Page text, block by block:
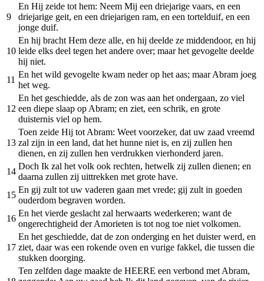
9
En Hij zeide tot hem: Neem Mij een driejarige vaars, en een
driejarige geit, en een driejarigen ram, en een tortelduif, en een
jonge duif.
10
En hij bracht Hem deze alle, en hij deelde ze middendoor, en hij
leide elks deel tegen het andere over; maar het gevogelte deelde
hij niet.
11
En het wild gevogelte kwam neder op het aas; maar Abram joeg
het weg.
12
En het geschiedde, als de zon was aan het ondergaan, zo viel
een diepe slaap op Abram; en ziet, een schrik, en grote
duisternis viel op hem.
13
Toen zeide Hij tot Abram: Weet voorzeker, dat uw zaad vreemd
zal zijn in een land, dat het hunne niet is, en zij zullen hen
dienen, en zij zullen hen verdrukken vierhonderd jaren.
14
Doch Ik zal het volk ook rechten, hetwelk zij zullen dienen; en
daarna zullen zij uittrekken met grote have.
15
En gij zult tot uw vaderen gaan met vrede; gij zult in goeden
ouderdom begraven worden.
16
En het vierde geslacht zal herwaarts wederkeren; want de
ongerechtigheid der Amorieten is tot nog toe niet volkomen.
17
En het geschiedde, dat de zon onderging en het duister werd, en
ziet, daar was een rokende oven en vurige fakkel, die tussen die
stukken doorging.
Ten zelfden dage maakte de HEERE een verbond met Abram,